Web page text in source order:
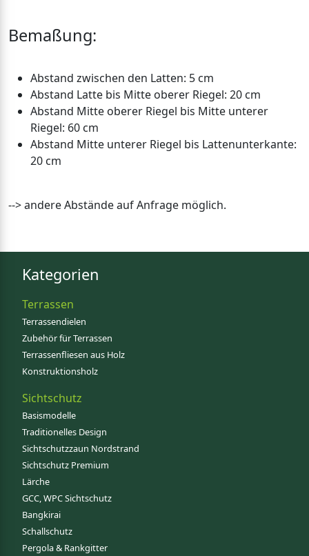
Bemaßung:
Abstand zwischen den Latten: 5 cm
Abstand Latte bis Mitte oberer Riegel: 20 cm
Abstand Mitte oberer Riegel bis Mitte unterer
Riegel: 60 cm
Abstand Mitte unterer Riegel bis Lattenunterkante:
20 cm
--> andere Abstände auf Anfrage möglich.
Kategorien
Terrassen
Terrassendielen
Zubehör für Terrassen
Terrassenfliesen aus Holz
Konstruktionsholz
Sichtschutz
Basismodelle
Traditionelles Design
Sichtschutzzaun Nordstrand
Sichtschutz Premium
Lärche
GCC, WPC Sichtschutz
Bangkirai
Schallschutz
Pergola & Rankgitter